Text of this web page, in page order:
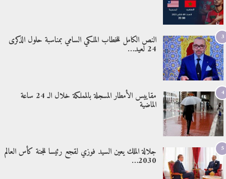
3 النص الكامل للخطاب الملكي السامي بمناسبة حلول الذكرى
24 لعيد…
4 مقاييس الأمطار المسجلة بالمملكة خلال الـ 24 ساعة
الماضية
5 جلالة الملك يعين السيد فوزي لقجع رئيسا للجنة كأس العالم
2030…